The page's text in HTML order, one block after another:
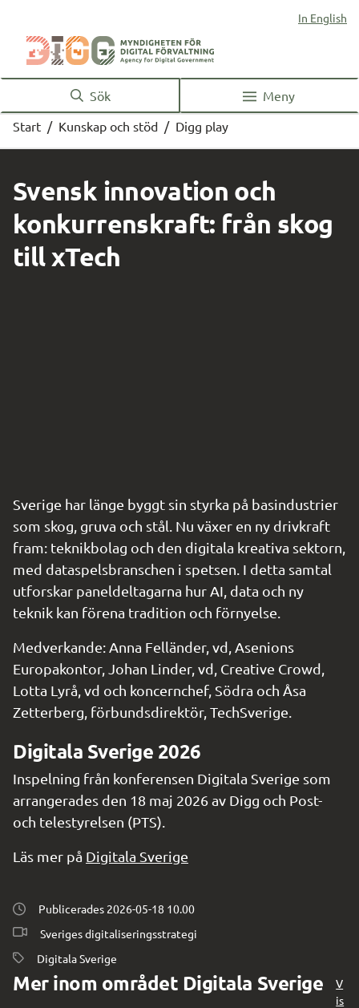
In English
Sök
Meny
Start / Kunskap och stöd / Digg play
Svensk innovation och
konkurrenskraft: från skog
till xTech
Sverige har länge byggt sin styrka på basindustrier
som skog, gruva och stål. Nu växer en ny drivkraft
fram: teknikbolag och den digitala kreativa sektorn,
med dataspelsbranschen i spetsen. I detta samtal
utforskar paneldeltagarna hur AI, data och ny
teknik kan förena tradition och förnyelse.
Medverkande: Anna Felländer, vd, Asenions
Europakontor, Johan Linder, vd, Creative Crowd,
Lotta Lyrå, vd och koncernchef, Södra och Åsa
Zetterberg, förbundsdirektör, TechSverige.
Digitala Sverige 2026
Inspelning från konferensen Digitala Sverige som
arrangerades den 18 maj 2026 av Digg och Post-
och telestyrelsen (PTS).
Läs mer på Digitala Sverige
Publicerades 2026-05-18 10.00
Sveriges digitaliseringsstrategi
Digitala Sverige
Mer inom området Digitala Sverige
V
is